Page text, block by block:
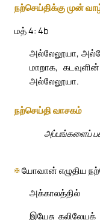
நற்செய்திக்கு முன்
மத் 4: 4b
அல்லேலூயா,
மாறாக,
அல்லேலூயா.
நற்செய்தி வாசகம்
அப்பங்களைப்
✠யோவான் எழுதிய
அக்காலத்தில்
இயேசு